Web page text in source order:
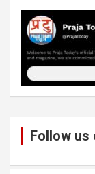
Follow us